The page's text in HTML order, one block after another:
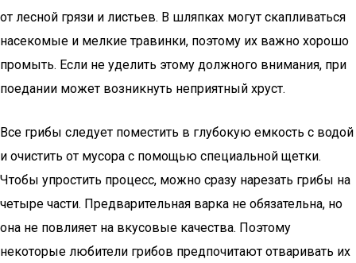
от лесной грязи и листьев. В шляпках могут скапливаться
насекомые и мелкие травинки, поэтому их важно хорошо
промыть. Если не уделить этому должного внимания, при
поедании может возникнуть неприятный хруст.
Все грибы следует поместить в глубокую емкость с водой
и очистить от мусора с помощью специальной щетки.
Чтобы упростить процесс, можно сразу нарезать грибы на
четыре части. Предварительная варка не обязательна, но
она не повлияет на вкусовые качества. Поэтому
некоторые любители грибов предпочитают отваривать их